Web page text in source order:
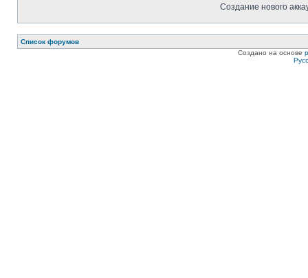
Создание нового
Список форумов
Создано на основе